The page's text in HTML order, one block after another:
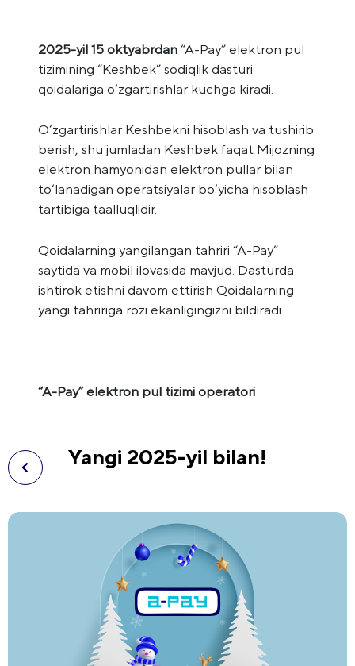
2025-yil 15 oktyabrdan“A-Pay” elektron pul
tizimining “Keshbek” sodiqlik dasturi
qoidalariga o‘zgartirishlar kuchga kiradi.
O‘zgartirishlar Keshbekni hisoblash va tushirib
berish, shu jumladan Keshbek faqat Mijozning
elektron hamyonidan elektron pullar bilan
to‘lanadigan operatsiyalar bo‘yicha hisoblash
tartibiga taalluqlidir.
Qoidalarning yangilangan tahriri “A-Pay”
saytida va mobil ilovasida mavjud. Dasturda
ishtirok etishni davom ettirish Qoidalarning
yangi tahririga rozi ekanligingizni bildiradi.
“A-Pay” elektron pul tizimi operatori
Yangi 2025-yil bilan!